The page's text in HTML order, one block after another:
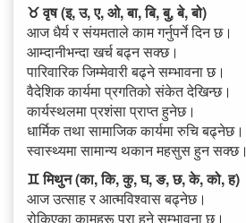
♉ वृष (इ, उ, ए, ओ, बा, बि, बु, बे, बो)
आज धैर्य र संयमताले काम गर्नुपर्ने दिन छ।
आम्दानीभन्दा खर्च बढ्न सक्छ।
पारिवारिक जिम्मेवारी बढ्ने सम्भावना छ।
वैदेशिक कार्यमा प्रगतिको संकेत देखिन्छ।
कार्यस्थलमा प्रशंसा प्राप्त हुनेछ।
धार्मिक तथा सामाजिक कार्यमा रुचि बढ्नेछ।
स्वास्थ्यमा सामान्य थकान महसुस हुन सक्छ।
♊ मिथुन (का, कि, कु, घ, ङ, छ, के, को, ह)
आज उत्साह र आत्मविश्वास बढ्नेछ।
रोकिएका कामहरू पूरा हुने सम्भावना छ।